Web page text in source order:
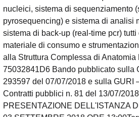
nucleici, sistema di sequenziamento
pyrosequencing) e sistema di analisi
sistema di back-up (real-time pcr)
materiale di consumo e
alla Struttura Complessa di Anatomia
75032841D6 Bando pubblicato sulla
293597 del 07/07/2018 e sulla GURI
Contratti pubblici n. 81 del 13/07/
PRESENTAZIONE DELL'ISTANZA